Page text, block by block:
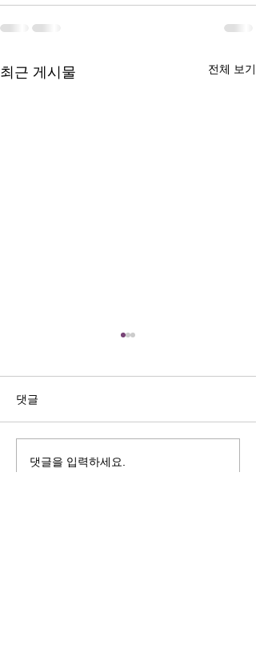
최근 게시물 전체 보기
쓰러지는데는 이유가 있다 (사
댓글
댓글을 입력하세요.